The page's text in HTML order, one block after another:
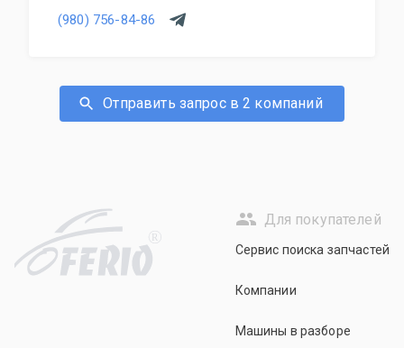
(980) 756-84-86
Отправить запрос в 2 компаний
R
Для покупателей
Сервис поиска запчастей
Компании
Машины в разборе